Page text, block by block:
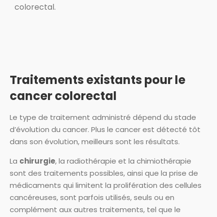
colorectal.
Traitements existants pour le
cancer colorectal
Le type de traitement administré dépend du stade
d’évolution du cancer. Plus le cancer est détecté tôt
dans son évolution, meilleurs sont les résultats.
La chirurgie, la radiothérapie et la chimiothérapie
sont des traitements possibles, ainsi que la prise de
médicaments qui limitent la prolifération des cellules
cancéreuses, sont parfois utilisés, seuls ou en
complément aux autres traitements, tel que le